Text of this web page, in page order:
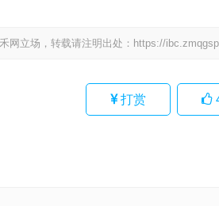
网立场，转载请注明出处： https://
打赏